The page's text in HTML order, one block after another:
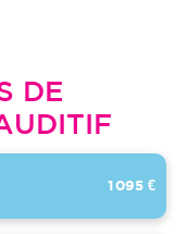
DE
1 095 €